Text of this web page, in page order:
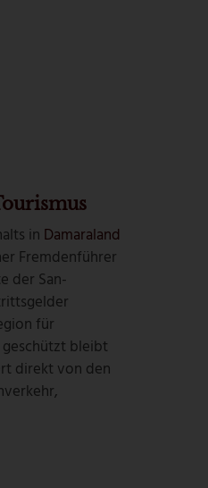
in Damaraland
Fremdenführer
der San-
für
bleibt
direkt von den